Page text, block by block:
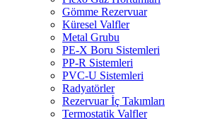
Gömme Rezervuar
Küresel Valfler
Metal Grubu
PE-X Boru Sistemleri
PP-R Sistemleri
PVC-U Sistemleri
Radyatörler
Rezervuar İç Takımları
Termostatik Valfler